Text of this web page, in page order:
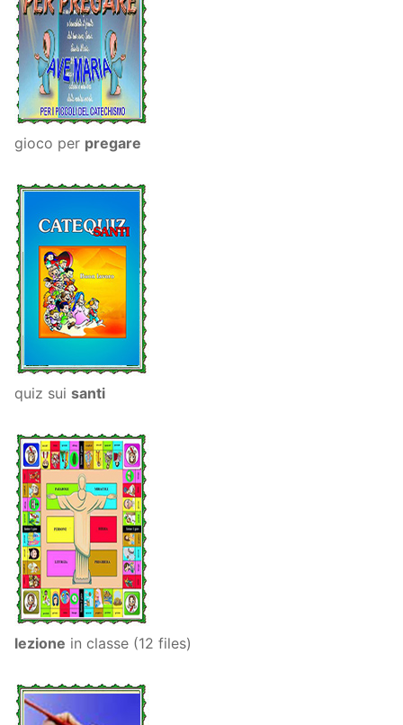
gioco per pregare
quiz sui santi
lezione in classe (12 files)